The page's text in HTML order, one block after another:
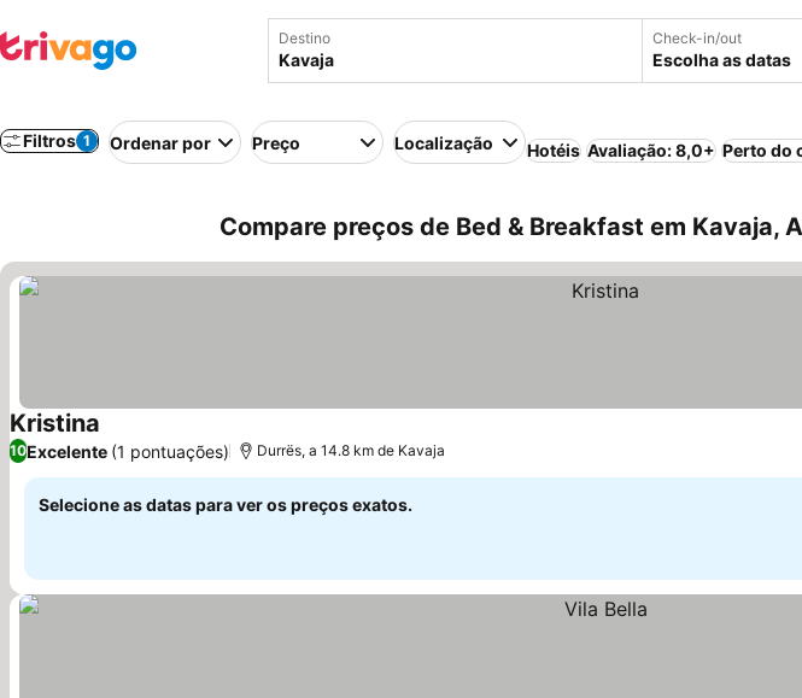
Destino Check-in/out
Escolha as datas
Filtros 1 Ordenar por Preço Localização Hotéis Avaliação: 8,0+ Perto do
Compare preços de Bed & Breakfast em Kavaja,
Kristina
10Excelente (1 pontuações) Durrës, a 14.8 km de Kavaja
Selecione as datas para ver os preços exatos.